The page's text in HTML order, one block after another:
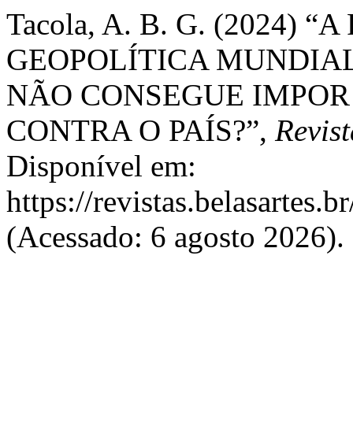
Tacola, A. B. G. (2024)
GEOPOLÍTICA
NÃO CONSEGUE
CONTRA O PAÍS?”,
Disponível em:
https://
(Acessado: 6 agosto 2026).